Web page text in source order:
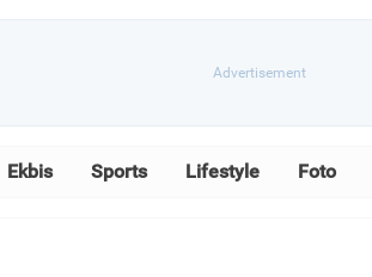
Ekbis Sports Lifestyle Foto